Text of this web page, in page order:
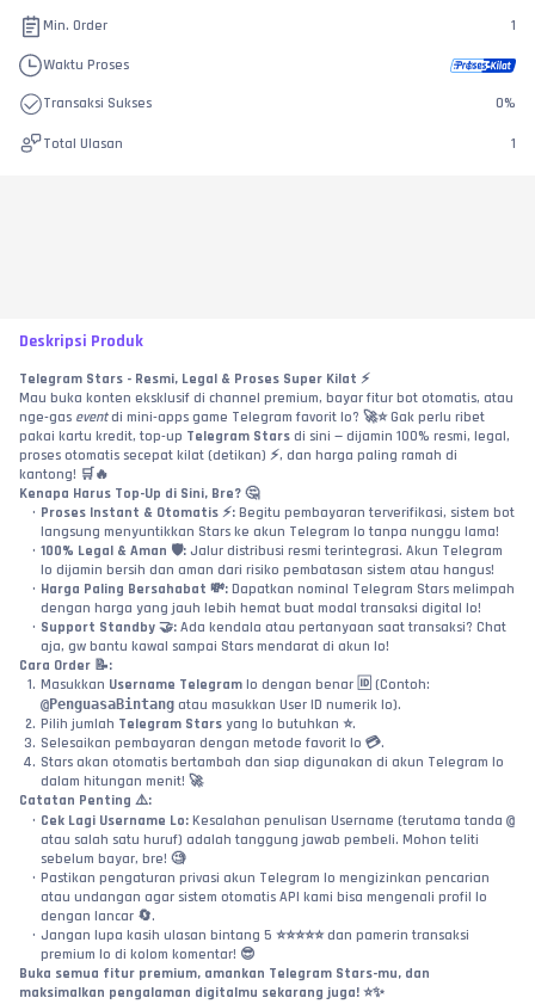
Min. Order 1
Waktu Proses
Transaksi Sukses 0%
Total Ulasan 1
Deskripsi Produk
Telegram Stars - Resmi, Legal & Proses Super Kilat ⚡
Mau buka konten eksklusif di channel premium, bayar fitur bot otomatis, atau
nge-gas event di mini-apps game Telegram favorit lo? 🚀⭐ Gak perlu ribet
pakai kartu kredit, top-up Telegram Stars di sini — dijamin 100% resmi, legal,
proses otomatis secepat kilat (detikan) ⚡, dan harga paling ramah di
kantong! 🛒🔥
Kenapa Harus Top-Up di Sini, Bre? 🤔
Proses Instant & Otomatis ⚡: Begitu pembayaran terverifikasi, sistem bot
langsung menyuntikkan Stars ke akun Telegram lo tanpa nunggu lama!
100% Legal & Aman 🛡️: Jalur distribusi resmi terintegrasi. Akun Telegram
lo dijamin bersih dan aman dari risiko pembatasan sistem atau hangus!
Harga Paling Bersahabat 💸: Dapatkan nominal Telegram Stars melimpah
dengan harga yang jauh lebih hemat buat modal transaksi digital lo!
Support Standby 🤝: Ada kendala atau pertanyaan saat transaksi? Chat
aja, gw bantu kawal sampai Stars mendarat di akun lo!
Cara Order 📝:
Masukkan Username Telegram
@PenguasaBintang atau masukkan User ID numerik lo).
Pilih jumlah Telegram Stars yang lo butuhkan ⭐.
Selesaikan pembayaran dengan metode favorit lo 💳.
Stars akan otomatis bertambah dan siap digunakan di akun Telegram lo
dalam hitungan menit! 🚀
Catatan Penting ⚠️:
Cek Lagi Username Lo: Kesalahan penulisan Username (terutama tanda @
atau salah satu huruf) adalah tanggung jawab pembeli. Mohon teliti
sebelum bayar, bre! 🧐
Pastikan pengaturan privasi akun Telegram lo mengizinkan pencarian
atau undangan agar sistem otomatis API kami bisa mengenali profil lo
dengan lancar 🔄.
Jangan lupa kasih ulasan bintang 5 ⭐⭐⭐⭐⭐ dan pamerin transaksi
premium lo di kolom komentar! 😎
Buka semua fitur premium, amankan Telegram Stars-mu, dan
maksimalkan pengalaman digitalmu sekarang juga! ⭐️✨